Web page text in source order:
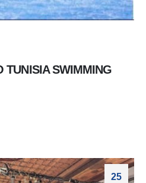
TUNISIA SWIMMING
25